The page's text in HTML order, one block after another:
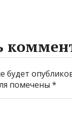
будет
помечены*